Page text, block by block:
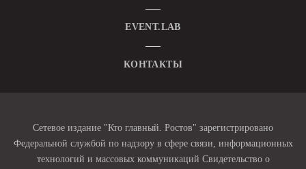
EVENT.LAB
КОНТАКТЫ
Сетевое издание "Кто главный. Ростов" зарегистрировано
Федеральной службой по надзору в сфере связи, информационных
технологий и массовых коммуникаций Свидетельство о